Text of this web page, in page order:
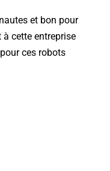
et bon pour
à cette entreprise
ces robots